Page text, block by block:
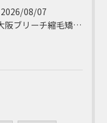
2026/08/07
#大阪ブリーチ縮毛矯正 ⁡